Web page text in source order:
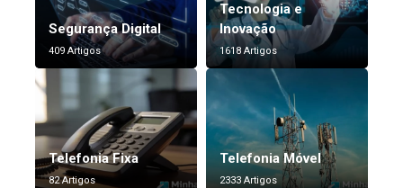
Segurança Digital
409 Artigos
Tecnologia e
Inovação
1618 Artigos
Telefonia Fixa
82 Artigos
Telefonia Móvel
2333 Artigos